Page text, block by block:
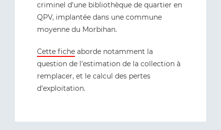
criminel d'une bibliothèque de quartier en
QPV, implantée dans une commune
moyenne du Morbihan.
Cette fiche aborde notamment la
question de l'estimation de la collection à
remplacer, et le calcul des pertes
d'exploitation.